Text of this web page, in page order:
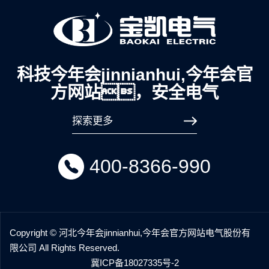
科技今年会jinnianhui,今年会官
方网站，安全电气
探索更多
400-8366-990
Copyright © 河北今年会jinnianhui,今年会官方网站电气股份有
限公司 All Rights Reserved.
冀ICP备18027335号-2